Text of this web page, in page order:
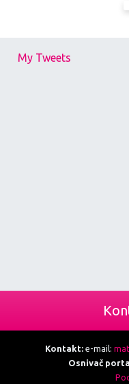
My Tweets
Kontakt:e-mail:
Osnivač